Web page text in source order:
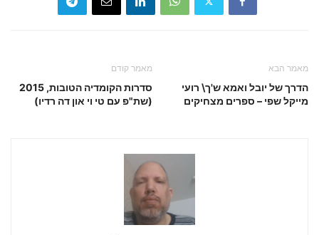
מאמר קודם
סדרות הקומדיה הטובות, 2015
(שת"פ עם טי וי און דה רדיו)
מאמר הבא
הדרך של יובל ואמא ש'ך\ רועי
מייקל שפי – ספרים מצחיקים